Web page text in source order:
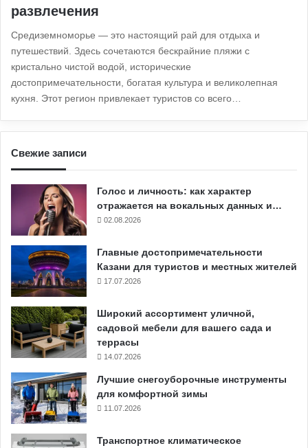
развлечения
Средиземноморье — это настоящий рай для отдыха и
путешествий. Здесь сочетаются бескрайние пляжи с
кристально чистой водой, исторические
достопримечательности, богатая культура и великолепная
кухня. Этот регион привлекает туристов со всего…
Свежие записи
Голос и личность: как характер
отражается на вокальных данных и…
02.08.2026
Главные достопримечательности
Казани для туристов и местных жителей
17.07.2026
Широкий ассортимент уличной,
садовой мебели для вашего сада и
террасы
14.07.2026
Лучшие снегоуборочные инструменты
для комфортной зимы
11.07.2026
Транспортное климатическое